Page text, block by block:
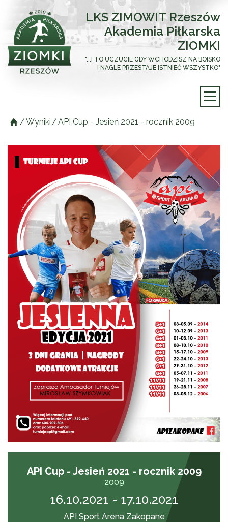
LKS ZIMOWIT Rzeszów
Akademia Piłkarska
ZIOMKI
"...I TO UCZUCIE GDY WCHODZISZ NA BOISKO
I NAGLE PRZESTAJE ISTNIEĆ WSZYSTKO"
/Wyniki /API Cup - Jesień 2021 - rocznik 2009
API Cup - Jesień 2021 - rocznik 2009
2009
16.10.2021 - 17.10.2021
API Sport Arena Zakopane